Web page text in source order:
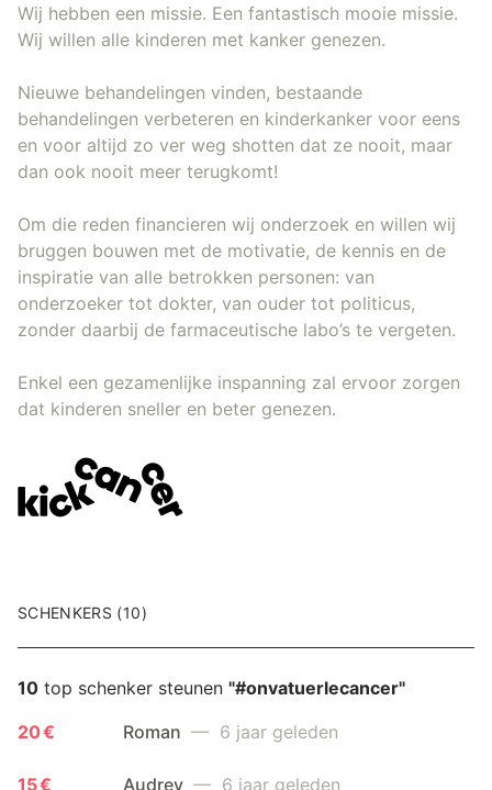
Wij hebben een missie. Een fantastisch mooie missie.
Wij willen alle kinderen met kanker genezen.
Nieuwe behandelingen vinden, bestaande
behandelingen verbeteren en kinderkanker voor eens
en voor altijd zo ver weg shotten dat ze nooit, maar
dan ook nooit meer terugkomt!
Om die reden financieren wij onderzoek en willen wij
bruggen bouwen met de motivatie, de kennis en de
inspiratie van alle betrokken personen: van
onderzoeker tot dokter, van ouder tot politicus,
zonder daarbij de farmaceutische labo’s te vergeten.
Enkel een gezamenlijke inspanning zal ervoor zorgen
dat kinderen sneller en beter genezen.
SCHENKERS (10)
10 top schenker steunen "#onvatuerlecancer"
20 €
Roman — 6 jaar geleden
15 € Audrey — 6 jaar geleden